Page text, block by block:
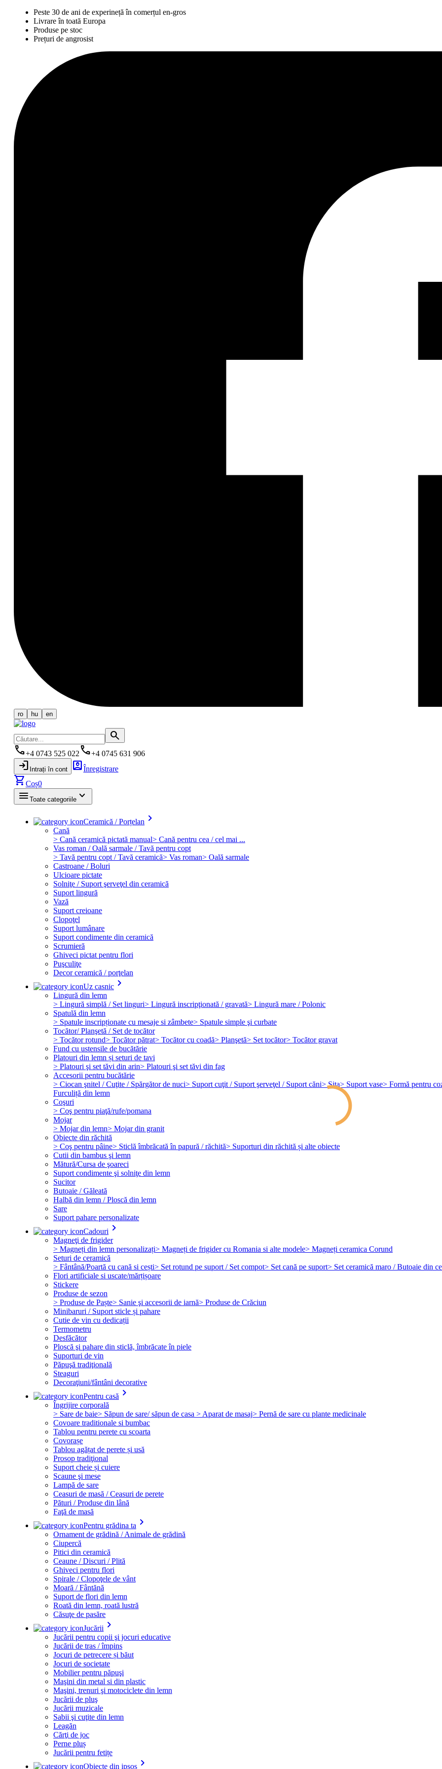
Peste 30 de ani de experineță în comerțul en-gros
Livrare în toată Europa
Produse pe stoc
Prețuri de angrosist
ro hu en
search
phone+4 0743 525 022 phone+4 0745 631 906
login Intrați în cont account_boxÎnregistrare
shopping_cartCoș0
menu Toate categoriile keyboard_arrow_down
Ceramică / Porțelan keyboard_arrow_right
Cană
> Cană ceramică pictată manual> Cană pentru cea / cel mai ...
Vas roman / Oală sarmale / Tavă pentru copt
> Tavă pentru copt / Tavă ceramică> Vas roman> Oală sarmale
Castroane / Boluri
Ulcioare pictate
Solniţe / Suport şerveţel din ceramică
Suport lingură
Vază
Suport creioane
Clopoţel
Suport lumânare
Suport condimente din ceramică
Scrumieră
Ghiveci pictat pentru flori
Puşculiţe
Decor ceramică / porţelan
Uz casnic keyboard_arrow_right
Lingură din lemn
> Lingură simplă / Set linguri> Lingură inscripţionată / gravată> Lingură mare / Polonic
Spatulă din lemn
> Spatule inscripționate cu mesaje si zâmbete> Spatule simple şi curbate
Tocător/ Planşetă / Set de tocător
> Tocător rotund> Tocător pătrat> Tocător cu coadă> Planşetă> Set tocător> Tocător gravat
Fund cu ustensile de bucătărie
Platouri din lemn și seturi de tavi
> Platouri şi set tăvi din arin> Platouri şi set tăvi din fag
Accesorii pentru bucătărie
> Ciocan şnitel / Cuţite / Spărgător de nuci> Suport cuţit / Suport şerveţel / Suport căni> Sita> Suport vase> Formă pentru
Furculiță din lemn
Coşuri
> Coş pentru piaţă/rufe/pomana
Mojar
> Mojar din lemn> Mojar din granit
Obiecte din răchită
> Coş pentru pâine> Sticlă îmbrăcată în papură / răchită> Suporturi din răchită și alte obiecte
Cutii din bambus şi lemn
Mătură/Cursa de şoareci
Suport condimente şi solniţe din lemn
Sucitor
Butoaie / Găleată
Halbă din lemn / Ploscă din lemn
Sare
Suport pahare personalizate
Cadouri keyboard_arrow_right
Magneţi de frigider
> Magneți din lemn personalizați> Magneți de frigider cu Romania si alte modele> Magneți ceramica Corund
Seturi de ceramică
> Fântână/Poartă cu cană si cești> Set rotund pe suport / Set compot> Set cană pe suport> Set ceramică maro / Butoaie din
Flori artificiale si uscate/mărțișoare
Stickere
Produse de sezon
> Produse de Paște> Sanie şi accesorii de iarnă> Produse de Crăciun
Minibaruri / Suport sticle și pahare
Cutie de vin cu dedicații
Termometru
Desfăcător
Ploscă şi pahare din sticlă, îmbrăcate în piele
Suporturi de vin
Păpuşă tradiţională
Steaguri
Decoraţiuni/fântâni decorative
Pentru casă keyboard_arrow_right
Îngrijire corporală
> Sare de baie> Săpun de sare/ săpun de casa > Aparat de masaj> Pernă de sare cu plante medicinale
Covoare traditionale si bumbac
Tablou pentru perete cu scoarta
Covorașe
Tablou agățat de perete și usă
Prosop tradiţional
Suport cheie și cuiere
Scaune şi mese
Lampă de sare
Ceasuri de masă / Ceasuri de perete
Pături / Produse din lână
Faţă de masă
Pentru grădina ta keyboard_arrow_right
Ornament de grădină / Animale de grădină
Ciupercă
Pitici din ceramică
Ceaune / Discuri / Plită
Ghiveci pentru flori
Spirale / Clopoţele de vânt
Moară / Fântănă
Suport de flori din lemn
Roată din lemn, roată lustră
Căsuţe de pasăre
Jucării keyboard_arrow_right
Jucării pentru copii şi jocuri educative
Jucării de tras / împins
Jocuri de petrecere și băut
Jocuri de societate
Mobilier pentru păpuşi
Maşini din metal si din plastic
Maşini, trenuri şi motociclete din lemn
Jucării de pluş
Jucării muzicale
Sabii şi cuţite din lemn
Leagăn
Cărţi de joc
Perne pluș
Jucării pentru fetițe
Obiecte din ipsos keyboard_arrow_right